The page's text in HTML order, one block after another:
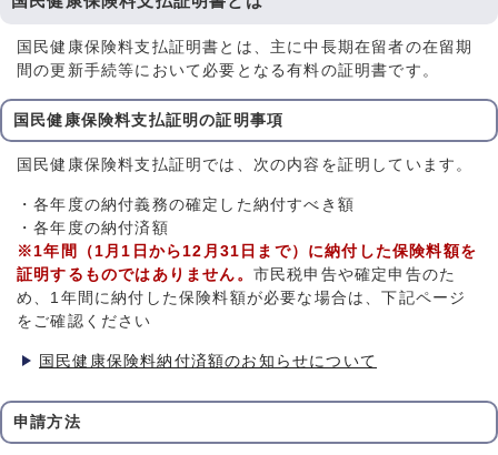
国民健康保険料支払証明書とは、主に中長期在留者の在留期
間の更新手続等において必要となる有料の証明書です。
国民健康保険料支払証明の証明事項
国民健康保険料支払証明では、次の内容を証明しています。
・各年度の納付義務の確定した納付すべき額
・各年度の納付済額
※1年間（1月1日から12月31日まで）に納付した保険料額を
証明するものではありません。 市民税申告や確定申告のた
め、1年間に納付した保険料額が必要な場合は、下記ページ
をご確認ください
国民健康保険料納付済額のお知らせについて
申請方法